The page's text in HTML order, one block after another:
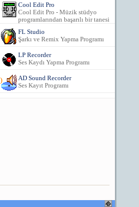
Cool Edit Pro
Cool Edit Pro - Müzik stüdyo
programlarından başarılı bir tanesi
FL Studio
Şarkı ve Remix Yapma Programı
LP Recorder
Ses Kaydı Yapma Programı
AD Sound Recorder
Ses Kayıt Programı